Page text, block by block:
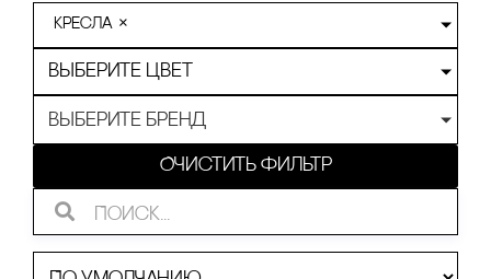
кресла ×
Выберите цвет
Выберите бренд
Очистить фильтр